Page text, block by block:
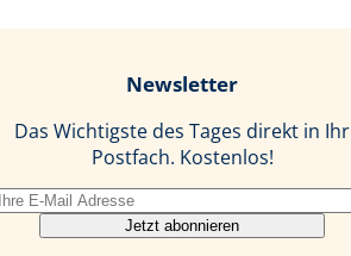
n
l
Newsletter
Das Wichtigste des Tages direkt in Ihr
Postfach. Kostenlos!
Jetzt abonnieren